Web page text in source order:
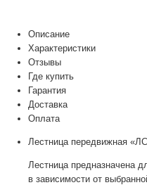
Описание
Характеристики
Отзывы
Где купить
Гарантия
Доставка
Оплата
Лестница передвижная
Лестница предназначена
в зависимости от